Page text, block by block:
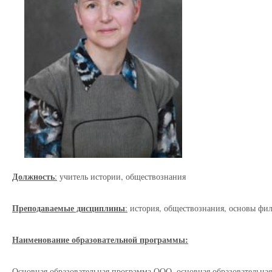
Должность: учитель истории, обществознания
Преподаваемые дисциплины: история, обществознания, основы
Наименование образовательной программы: